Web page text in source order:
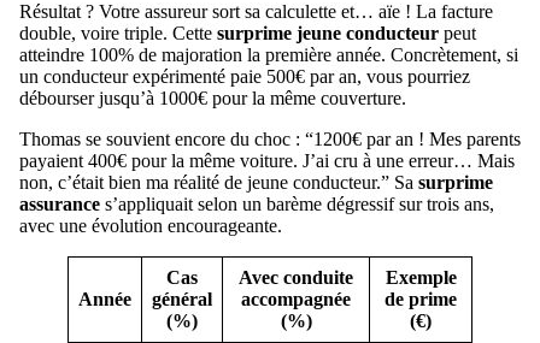
Résultat ? Votre assureur sort sa calculette et… aïe ! La facture
double, voire triple. Cette surprime jeune conducteur peut
atteindre 100% de majoration la première année. Concrètement, si
un conducteur expérimenté paie 500€ par an, vous pourriez
débourser jusqu’à 1000€ pour la même couverture.
Thomas se souvient encore du choc : “1200€ par an ! Mes parents
payaient 400€ pour la même voiture. J’ai cru à une erreur… Mais
non, c’était bien ma réalité de jeune conducteur.” Sa surprime
assurance s’appliquait selon un barème dégressif sur trois ans,
avec une évolution encourageante.
Année
Cas
général
(%)
Avec conduite
accompagnée
(%)
Exemple
de prime
(€)